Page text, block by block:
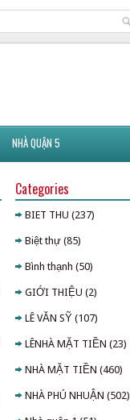
NHÀ QUẬN 5
Categories
BIET THU (237)
Biệt thự (85)
Bình thạnh (50)
GIỚI THIỆU (2)
LÊ VĂN SỸ (107)
LÊNHÀ MẶT TIỀN (23)
NHÀ MẶT TIỀN (460)
NHÀ PHÚ NHUẬN (502)